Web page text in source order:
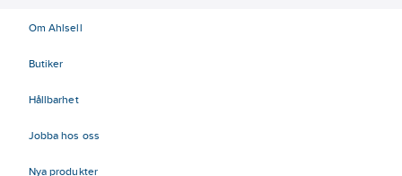
Om Ahlsell
Butiker
Hållbarhet
Jobba hos oss
Nya produkter